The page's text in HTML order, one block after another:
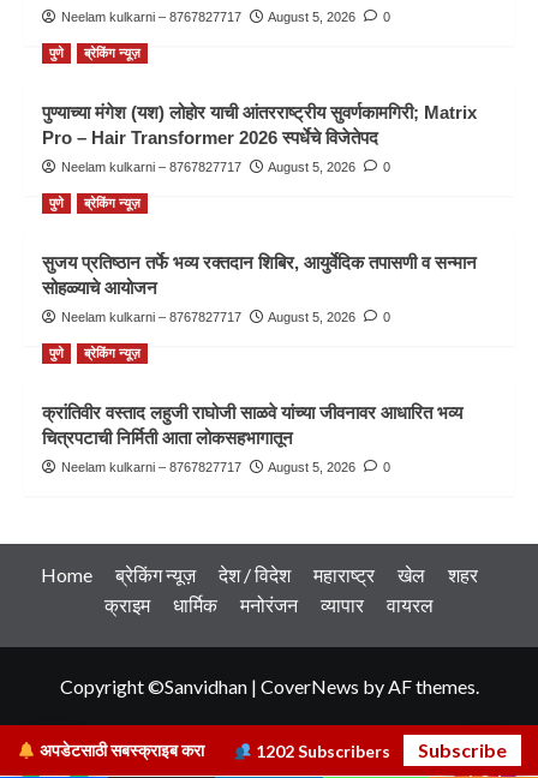
Neelam kulkarni – 8767827717 August 5, 2026 0
पुणे ब्रेकिंग न्यूज़
पुण्याच्या मंगेश (यश) लोहोर याची आंतरराष्ट्रीय सुवर्णकामगिरी; Matrix
Pro – Hair Transformer 2026 स्पर्धेचे विजेतेपद
Neelam kulkarni – 8767827717 August 5, 2026 0
पुणे ब्रेकिंग न्यूज़
सुजय प्रतिष्ठान तर्फे भव्य रक्तदान शिबिर, आयुर्वेदिक तपासणी व सन्मान
सोहळ्याचे आयोजन
Neelam kulkarni – 8767827717 August 5, 2026 0
पुणे ब्रेकिंग न्यूज़
क्रांतिवीर वस्ताद लहुजी राघोजी साळवे यांच्या जीवनावर आधारित भव्य
चित्रपटाची निर्मिती आता लोकसहभागातून
Neelam kulkarni – 8767827717 August 5, 2026 0
Home ब्रेकिंग न्यूज़ देश / विदेश महाराष्ट्र खेल
शहर
क्राइम
धार्मिक मनोरंजन व्यापार वायरल
Copyright ©Sanvidhan | CoverNews by AF themes.
अपडेटसाठी सबस्क्राइब करा 1202Subscribers Subscribe